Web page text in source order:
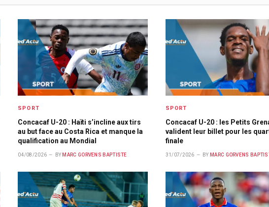
SPORT
Concacaf U-20 : Haïti s’incline aux tirs
au but face au Costa Rica et manque la
qualification au Mondial
04/08/2026 BY MARC GORVENS BAPTISTE
SPORT
Concacaf U-20 : les Petits
valident leur billet pour les
finale
31/07/2026 BY MARC GORVENS